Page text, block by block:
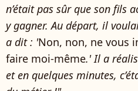
n’était pas sûr que son fils
y gagner. Au départ, il
a dit : 'Non, non, ne vous
faire moi-même.' Il a
et en quelques minutes,